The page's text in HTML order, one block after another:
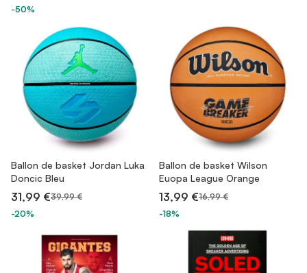
-50%
Ballon de basket Jordan Luka
Doncic Bleu
31,99 €39,99 €
-20%
Ballon de basket Wilson
Euopa League Orange
13,99 €16,99 €
-18%